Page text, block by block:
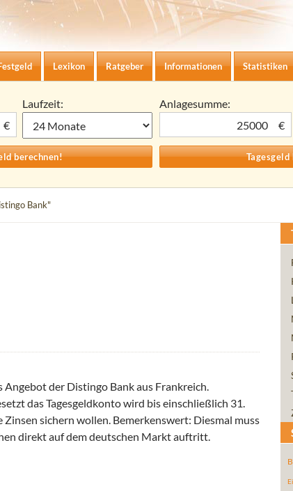
Lexikon Ratgeber Informationen Statistiken
€
Laufzeit:
Anlagesumme:
€
Bank"
der Distingo Bank aus Frankreich.
das Tagesgeldkonto wird bis einschließlich 31.
sichern wollen. Bemerkenswert: Diesmal muss
direkt auf dem deutschen Markt auftritt.